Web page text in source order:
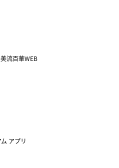
ホワイトデー
流百華WEB
アプリ